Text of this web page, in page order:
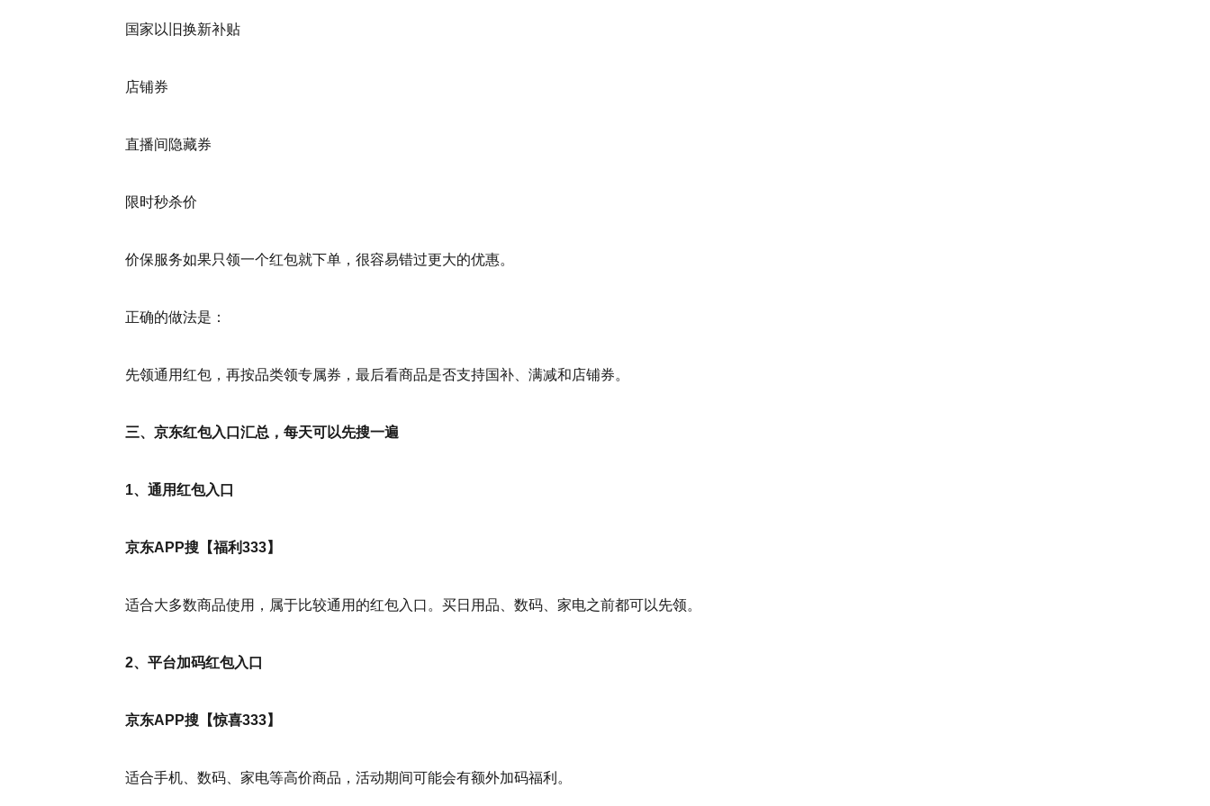
国家以旧换新补贴
店铺券
直播间隐藏券
限时秒杀价
价保服务如果只领一个红包就下单，很容易错过更大的优惠。
正确的做法是：
先领通用红包，再按品类领专属券，最后看商品是否支持国补、满减和店铺券。
三、京东红包入口汇总，每天可以先搜一遍
1、通用红包入口
京东APP搜【福利333】
适合大多数商品使用，属于比较通用的红包入口。买日用品、数码、家电之前都可以先领。
2、平台加码红包入口
京东APP搜【惊喜333】
适合手机、数码、家电等高价商品，活动期间可能会有额外加码福利。